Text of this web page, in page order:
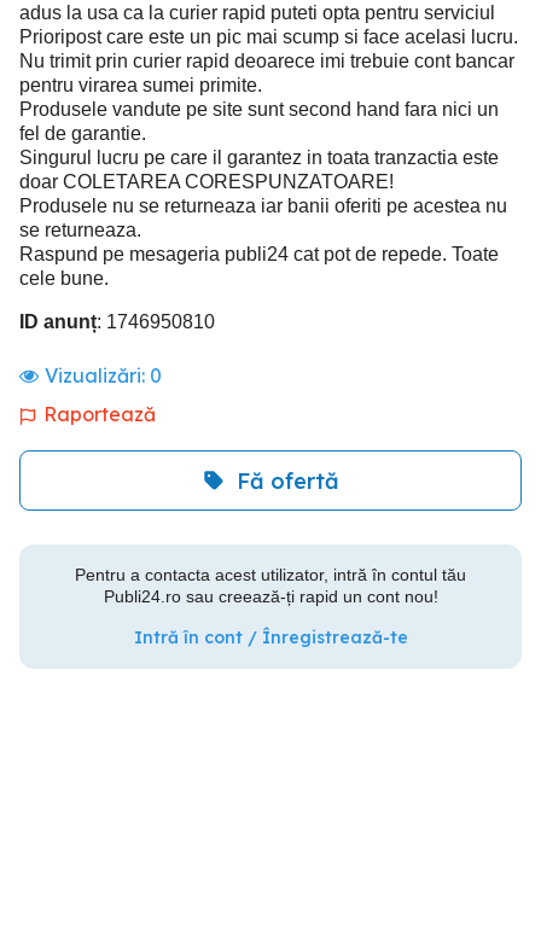
adus la usa ca la curier rapid puteti opta pentru serviciul
Prioripost care este un pic mai scump si face acelasi lucru.
Nu trimit prin curier rapid deoarece imi trebuie cont bancar
pentru virarea sumei primite.
Produsele vandute pe site sunt second hand fara nici un
fel de garantie.
Singurul lucru pe care il garantez in toata tranzactia este
doar COLETAREA CORESPUNZATOARE!
Produsele nu se returneaza iar banii oferiti pe acestea nu
se returneaza.
Raspund pe mesageria publi24 cat pot de repede. Toate
cele bune.
ID anunț: 1746950810
Vizualizări: 0
Raportează
Fă ofertă
Pentru a contacta acest utilizator, intră în contul tău
Publi24.ro sau creează-ți rapid un cont nou!
Intră în cont / Înregistrează-te